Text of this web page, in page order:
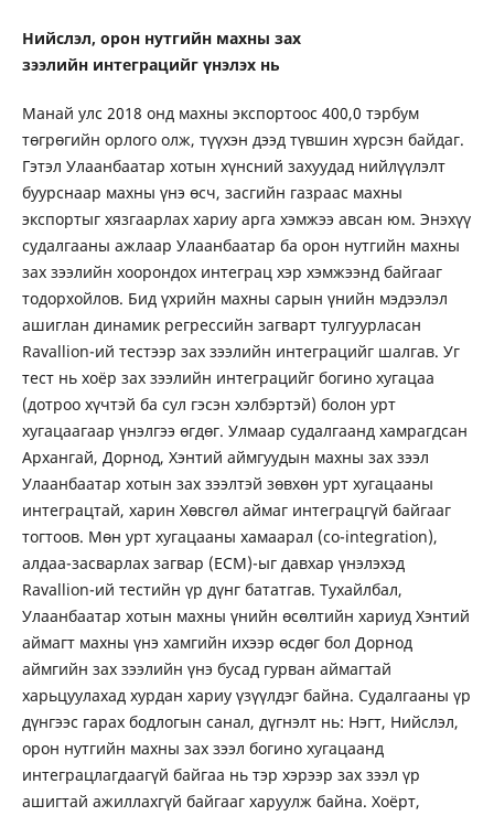
Нийслэл, орон нутгийн махны зах
зээлийн интеграцийг үнэлэх нь
Манай улс 2018 онд махны экспортоос 400,0 тэрбум
төгрөгийн орлого олж, түүхэн дээд түвшин хүрсэн байдаг.
Гэтэл Улаанбаатар хотын хүнсний захуудад нийлүүлэлт
буурснаар махны үнэ өсч, засгийн газраас махны
экспортыг хязгаарлах хариу арга хэмжээ авсан юм. Энэхүү
судалгааны ажлаар Улаанбаатар ба орон нутгийн махны
зах зээлийн хоорондох интеграц хэр хэмжээнд байгааг
тодорхойлов. Бид үхрийн махны сарын үнийн мэдээлэл
ашиглан динамик регрессийн загварт тулгуурласан
Ravallion-ий тестээр зах зээлийн интеграцийг шалгав. Уг
тест нь хоёр зах зээлийн интеграцийг богино хугацаа
(дотроо хүчтэй ба сул гэсэн хэлбэртэй) болон урт
хугацаагаар үнэлгээ өгдөг. Улмаар судалгаанд хамрагдсан
Архангай, Дорнод, Хэнтий аймгуудын махны зах зээл
Улаанбаатар хотын зах зээлтэй зөвхөн урт хугацааны
интеграцтай, харин Хөвсгөл аймаг интеграцгүй байгааг
тогтоов. Мөн урт хугацааны хамаарал (co-integration),
алдаа-засварлах загвар (ECM)-ыг давхар үнэлэхэд
Ravallion-ий тестийн үр дүнг бататгав. Тухайлбал,
Улаанбаатар хотын махны үнийн өсөлтийн хариуд Хэнтий
аймагт махны үнэ хамгийн ихээр өсдөг бол Дорнод
аймгийн зах зээлийн үнэ бусад гурван аймагтай
харьцуулахад хурдан хариу үзүүлдэг байна. Судалгааны үр
дүнгээс гарах бодлогын санал, дүгнэлт нь: Нэгт, Нийслэл,
орон нутгийн махны зах зээл богино хугацаанд
интеграцлагдаагүй байгаа нь тэр хэрээр зах зээл үр
ашигтай ажиллахгүй байгааг харуулж байна. Хоёрт,